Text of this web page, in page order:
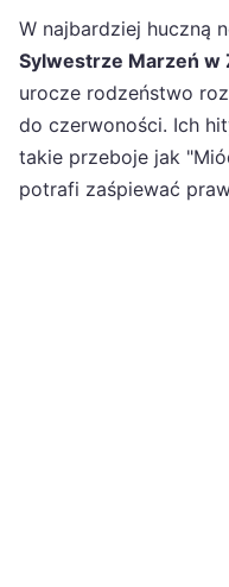
W najbardziej huczną
Sylwestrze Marzeń w
urocze rodzeństwo
do czerwoności. Ich
takie przeboje jak
potrafi zaśpiewać